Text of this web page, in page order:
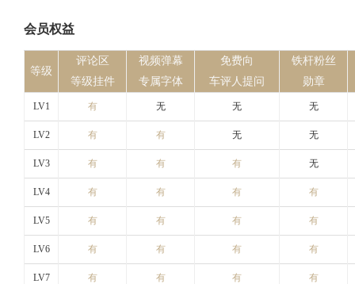
会员权益
等级
评论区
等级挂件
视频弹幕
专属字体
免费向
车评人提问
铁杆粉丝
勋章
LV1 有 无 无 无
LV2 有 有 无 无
LV3 有 有 有 无
LV4 有 有 有 有
LV5 有 有 有 有
LV6 有 有 有 有
LV7 有 有 有 有